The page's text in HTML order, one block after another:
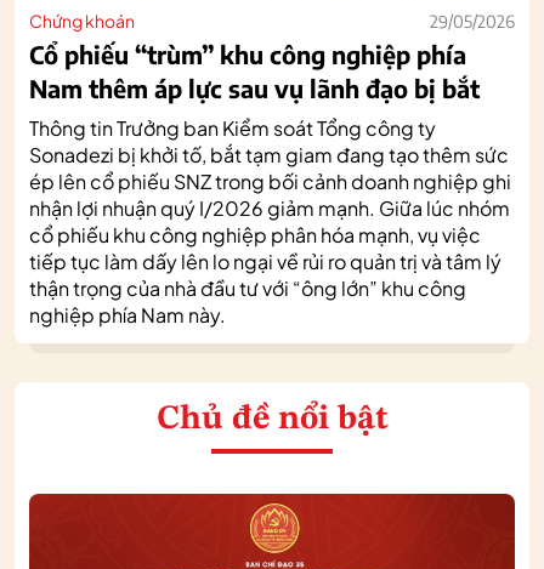
Chứng khoán 29/05/2026
Cổ phiếu “trùm” khu công nghiệp phía
Nam thêm áp lực sau vụ lãnh đạo bị bắt
Thông tin Trưởng ban Kiểm soát Tổng công ty
Sonadezi bị khởi tố, bắt tạm giam đang tạo thêm sức
ép lên cổ phiếu SNZ trong bối cảnh doanh nghiệp ghi
nhận lợi nhuận quý I/2026 giảm mạnh. Giữa lúc nhóm
cổ phiếu khu công nghiệp phân hóa mạnh, vụ việc
tiếp tục làm dấy lên lo ngại về rủi ro quản trị và tâm lý
thận trọng của nhà đầu tư với “ông lớn” khu công
nghiệp phía Nam này.
Chủ đề nổi bật